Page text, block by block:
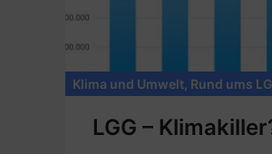
Klima und Umwelt Rund ums
LGG –